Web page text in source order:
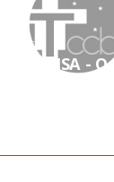
LEONISA -